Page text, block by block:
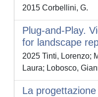
2015 Corbellini, G.
Plug-and-Play.
for landscape
2025 Tinti, Lorenzo;
Laura; Lobosco,
La